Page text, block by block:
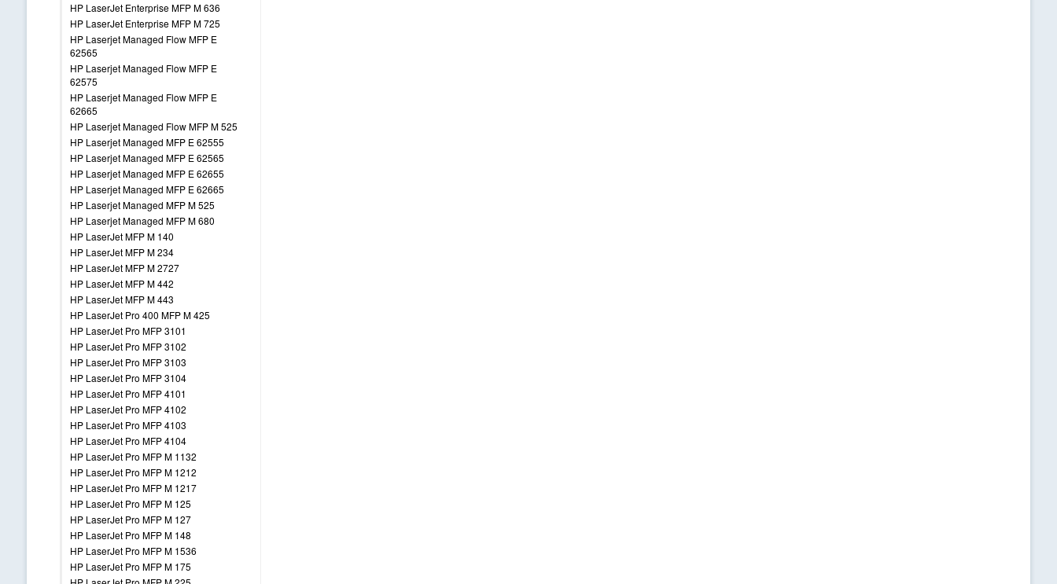
HP LaserJet Enterprise MFP M 636
HP LaserJet Enterprise MFP M 725
HP Laserjet Managed Flow MFP E
62565
HP Laserjet Managed Flow MFP E
62575
HP Laserjet Managed Flow MFP E
62665
HP Laserjet Managed Flow MFP M 525
HP Laserjet Managed MFP E 62555
HP Laserjet Managed MFP E 62565
HP Laserjet Managed MFP E 62655
HP Laserjet Managed MFP E 62665
HP Laserjet Managed MFP M 525
HP Laserjet Managed MFP M 680
HP LaserJet MFP M 140
HP LaserJet MFP M 234
HP LaserJet MFP M 2727
HP LaserJet MFP M 442
HP LaserJet MFP M 443
HP LaserJet Pro 400 MFP M 425
HP LaserJet Pro MFP 3101
HP LaserJet Pro MFP 3102
HP LaserJet Pro MFP 3103
HP LaserJet Pro MFP 3104
HP LaserJet Pro MFP 4101
HP LaserJet Pro MFP 4102
HP LaserJet Pro MFP 4103
HP LaserJet Pro MFP 4104
HP LaserJet Pro MFP M 1132
HP LaserJet Pro MFP M 1212
HP LaserJet Pro MFP M 1217
HP LaserJet Pro MFP M 125
HP LaserJet Pro MFP M 127
HP LaserJet Pro MFP M 148
HP LaserJet Pro MFP M 1536
HP LaserJet Pro MFP M 175